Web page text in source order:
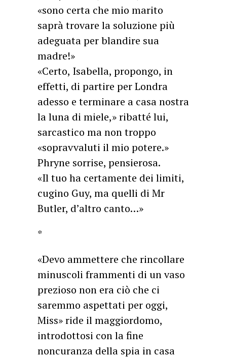
«sono certa che mio marito
saprà trovare la soluzione più
adeguata per blandire sua
madre!»
«Certo, Isabella, propongo, in
effetti, di partire per Londra
adesso e terminare a casa nostra
la luna di miele,» ribatté lui,
sarcastico ma non troppo
«sopravvaluti il mio potere.»
Phryne sorrise, pensierosa.
«Il tuo ha certamente dei limiti,
cugino Guy, ma quelli di Mr
Butler, d’altro canto…»
*
«Devo ammettere che rincollare
minuscoli frammenti di un vaso
prezioso non era ciò che ci
saremmo aspettati per oggi,
Miss» ride il maggiordomo,
introdottosi con la fine
noncuranza della spia in casa